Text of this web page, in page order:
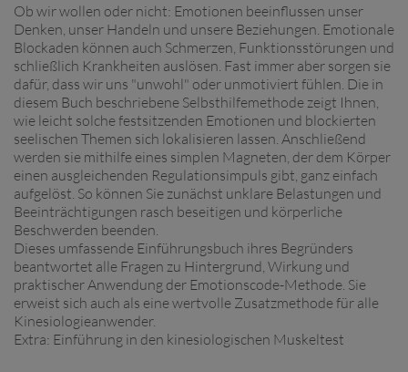
Ob wir wollen oder nicht: Emotionen beeinflussen unser
Denken, unser Handeln und unsere Beziehungen. Emotionale
Blockaden können auch Schmerzen, Funktionsstörungen und
schließlich Krankheiten auslösen. Fast immer aber sorgen sie
dafür, dass wir uns "unwohl" oder unmotiviert fühlen. Die in
diesem Buch beschriebene Selbsthilfemethode zeigt Ihnen,
wie leicht solche festsitzenden Emotionen und blockierten
seelischen Themen sich lokalisieren lassen. Anschließend
werden sie mithilfe eines simplen Magneten, der dem Körper
einen ausgleichenden Regulationsimpuls gibt, ganz einfach
aufgelöst. So können Sie zunächst unklare Belastungen und
Beeinträchtigungen rasch beseitigen und körperliche
Beschwerden beenden.
Dieses umfassende Einführungsbuch ihres Begründers
beantwortet alle Fragen zu Hintergrund, Wirkung und
praktischer Anwendung der Emotionscode-Methode. Sie
erweist sich auch als eine wertvolle Zusatzmethode für alle
Kinesiologieanwender.
Extra: Einführung in den kinesiologischen Muskeltest